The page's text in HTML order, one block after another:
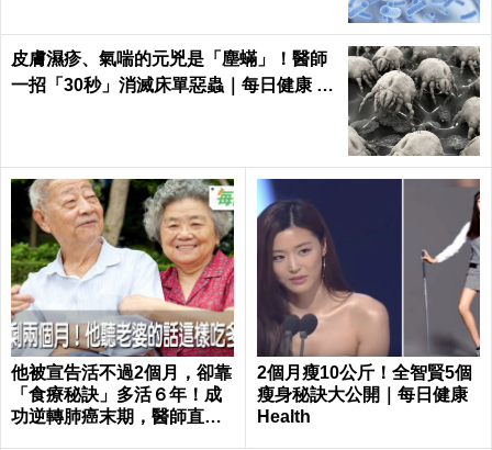
皮膚濕疹、氣喘的元兇是「塵蟎」！醫師
一招「30秒」消滅床單惡蟲｜每日健康 H
他被宣告活不過2個月，卻靠
「食療秘訣」多活６年！成
功逆轉肺癌末期，醫師直
2個月瘦10公斤！全智賢5個
瘦身秘訣大公開｜每日健康
Health